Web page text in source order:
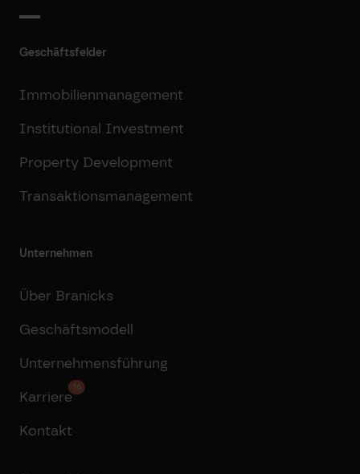
Geschäftsfelder
Immobilienmanagement
Institutional Investment
Property Development
Transaktionsmanagement
Unternehmen
Über Branicks
Geschäftsmodell
Unternehmensführung
Karriere
16
Kontakt